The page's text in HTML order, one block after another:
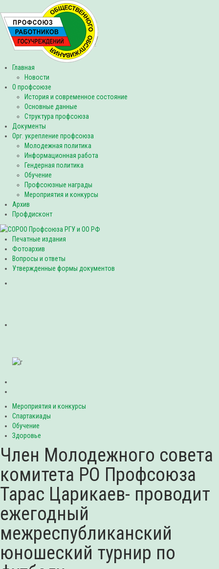
Главная
Новости
О профсоюзе
История и современное состояние
Основные данные
Структура профсоюза
Документы
Орг. укрепление профсоюза
Молодежная политика
Информационная работа
Гендерная политика
Обучение
Профсоюзные награды
Мероприятия и конкурсы
Архив
Профдисконт
Печатные издания
Фотоархив
Вопросы и ответы
Утвержденные формы документов
Мероприятия и конкурсы
Спартакиады
Обучение
Здоровье
Член Молодежного совета
комитета РО Профсоюза
Тарас Царикаев- проводит
ежегодный
межреспубликанский
юношеский турнир по